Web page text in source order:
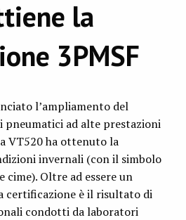
la
3PMSF
l’ampliamento del
ad alte prestazioni
VT520 ha ottenuto la
invernali (con il simbolo
cime). Oltre ad essere un
certificazione è il risultato di
condotti da laboratori